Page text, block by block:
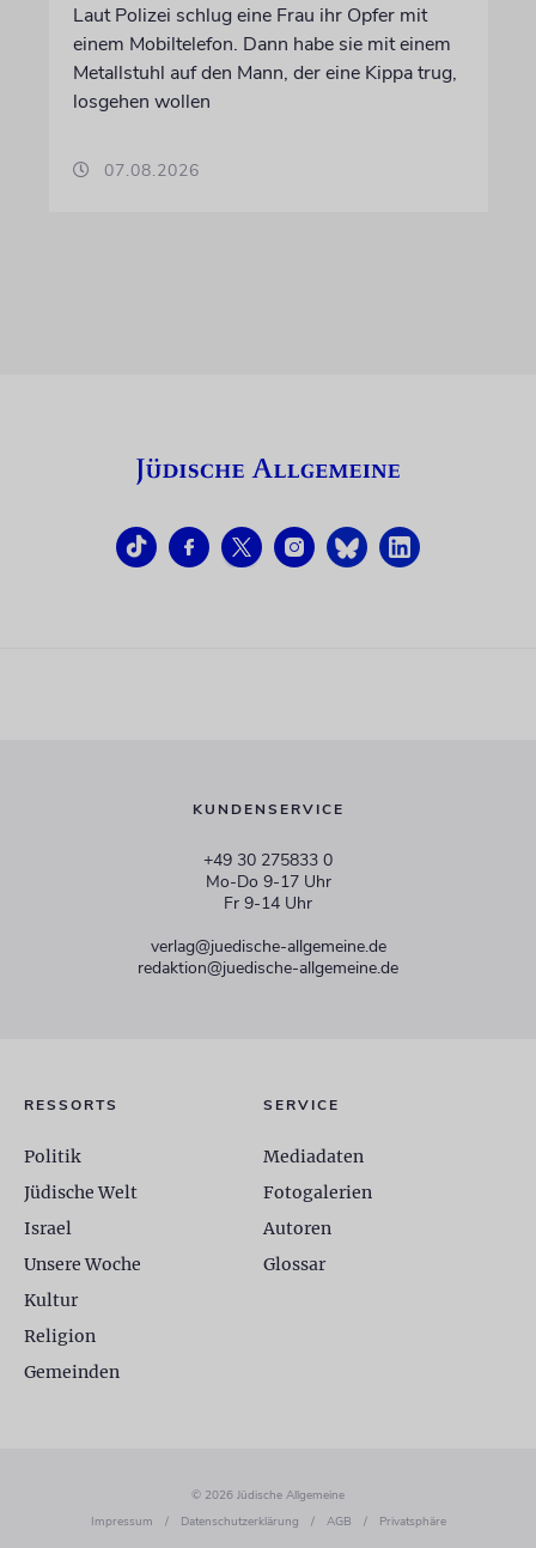
Laut Polizei schlug eine Frau ihr Opfer mit
einem Mobiltelefon. Dann habe sie mit einem
Metallstuhl auf den Mann, der eine Kippa trug,
losgehen wollen
07.08.2026
KUNDENSERVICE
+49 30 275833 0
Mo-Do 9-17 Uhr
Fr 9-14 Uhr
verlag@juedische-allgemeine.de
redaktion@juedische-allgemeine.de
RESSORTS
Politik
Jüdische Welt
Israel
Unsere Woche
Kultur
Religion
Gemeinden
SERVICE
Mediadaten
Fotogalerien
Autoren
Glossar
© 2026 Jüdische Allgemeine
Impressum
/ Datenschutzerklärung / AGB / Privatsphäre